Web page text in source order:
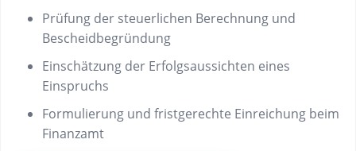
Prüfung der steuerlichen Berechnung und
Bescheidbegründung
Einschätzung der Erfolgsaussichten eines
Einspruchs
Formulierung und fristgerechte Einreichung beim
Finanzamt